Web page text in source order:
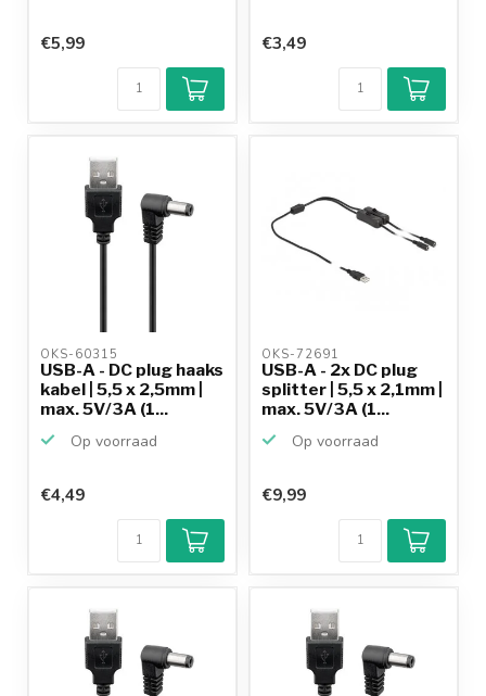
€5,99 €3,49
OKS-60315
USB-A - DC plug haaks
kabel | 5,5 x 2,5mm |
max. 5V/3A (1...
Op voorraad
€4,49
OKS-72691
USB-A - 2x DC plug
splitter | 5,5 x 2,1mm |
max. 5V/3A (1...
Op voorraad
€9,99